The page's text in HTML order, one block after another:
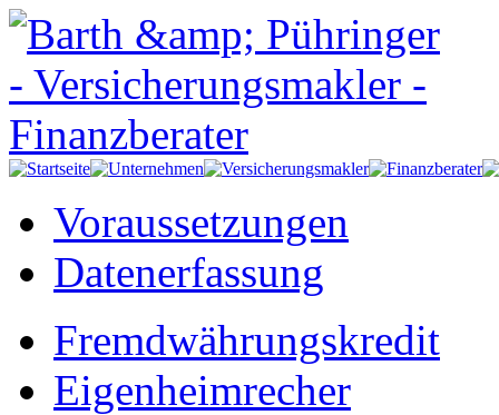
Voraussetzungen
Datenerfassung
Fremdwährungskredit
Eigenheimrecher